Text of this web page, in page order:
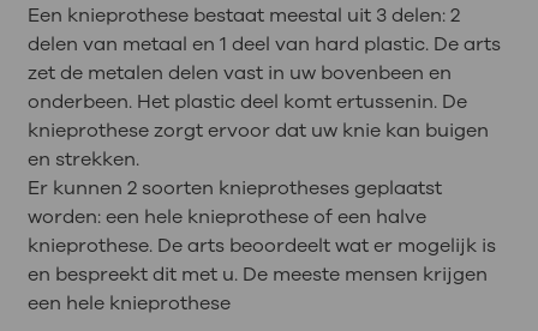
Een knieprothese bestaat meestal uit 3 delen: 2
delen van metaal en 1 deel van hard plastic. De arts
zet de metalen delen vast in uw bovenbeen en
onderbeen. Het plastic deel komt ertussenin. De
knieprothese zorgt ervoor dat uw knie kan buigen
en strekken.
Er kunnen 2 soorten knieprotheses geplaatst
worden: een hele knieprothese of een halve
knieprothese. De arts beoordeelt wat er mogelijk is
en bespreekt dit met u. De meeste mensen krijgen
een hele knieprothese